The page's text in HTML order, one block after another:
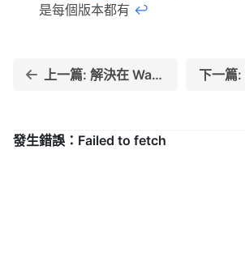
是每個版本都有 ↩︎
上一篇: 解決在 Wayland 下 VSCode 無法使用 Fcitx5 切換輸入法的問題